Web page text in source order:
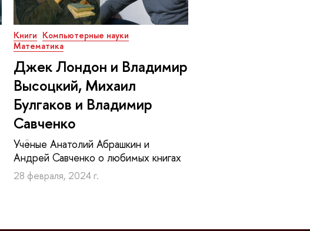
Книги Компьютерные науки
Математика
Джек Лондон и Владимир
Высоцкий, Михаил
Булгаков и Владимир
Савченко
Учёные Анатолий Абрашкин и
Андрей Савченко о любимых книгах
28 февраля, 2024 г.